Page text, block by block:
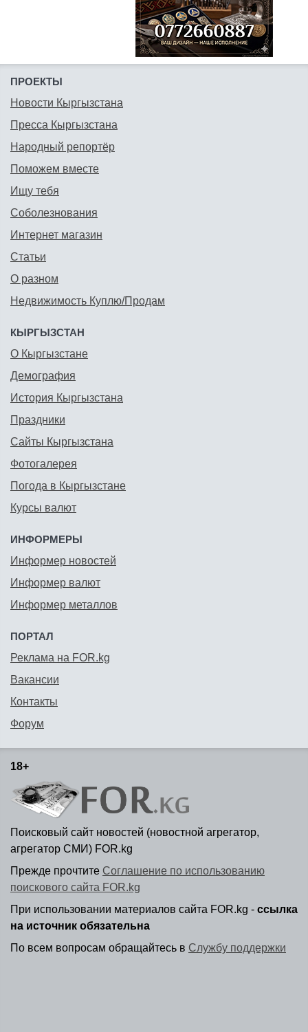
ПРОЕКТЫ
Новости Кыргызстана
Пресса Кыргызстана
Народный репортёр
Поможем вместе
Ищу тебя
Соболезнования
Интернет магазин
Статьи
О разном
Недвижимость Куплю/Продам
КЫРГЫЗСТАН
О Кыргызстане
Демография
История Кыргызстана
Праздники
Сайты Кыргызстана
Фотогалерея
Погода в Кыргызстане
Курсы валют
ИНФОРМЕРЫ
Информер новостей
Информер валют
Информер металлов
ПОРТАЛ
Реклама на FOR.kg
Вакансии
Контакты
Форум
18+
Поисковый сайт новостей (новостной агрегатор,
агрегатор СМИ) FOR.kg
Прежде прочтите Соглашение по использованию
поискового сайта FOR.kg
При использовании материалов сайта FOR.kg - ссылка
на источник обязательна
По всем вопросам обращайтесь в Службу поддержки